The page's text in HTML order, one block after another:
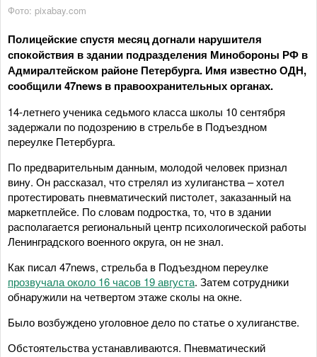
Фото: pixabay.com
Полицейские спустя месяц догнали нарушителя
спокойствия в здании подразделения Минобороны РФ в
Адмиралтейском районе Петербурга. Имя известно ОДН,
сообщили 47news в правоохранительных органах.
14-летнего ученика седьмого класса школы 10 сентября
задержали по подозрению в стрельбе в Подъездном
переулке Петербурга.
По предварительным данным, молодой человек признал
вину. Он рассказал, что стрелял из хулиганства – хотел
протестировать пневматический пистолет, заказанный на
маркетплейсе. По словам подростка, то, что в здании
располагается региональный центр психологической работы
Ленинградского военного округа, он не знал.
Как писал 47news, стрельба в Подъездном переулке
прозвучала около 16 часов 19 августа. Затем сотрудники
обнаружили на четвертом этаже сколы на окне.
Было возбуждено уголовное дело по статье о хулиганстве.
Обстоятельства устанавливаются. Пневматический